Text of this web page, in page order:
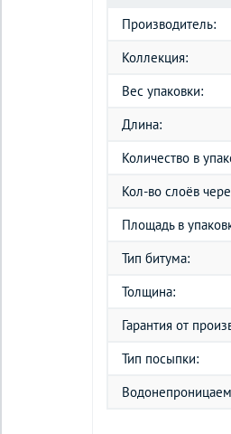
Производитель:
Коллекция:
Вес упаковки:
Длина:
Количество в
Кол-во слоёв
Площадь в
Тип битума:
Толщина:
Гарантия от
Тип посыпки: